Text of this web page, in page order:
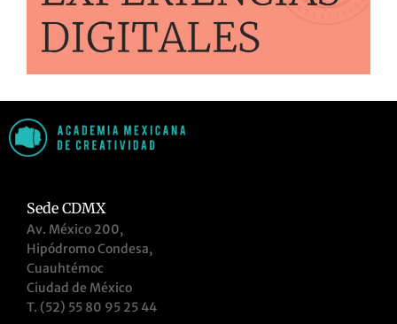
Sede CDMX
Av. México 200,
Hipódromo Condesa,
Cuauhtémoc
Ciudad de México
T. (52) 55 80 95 25 44